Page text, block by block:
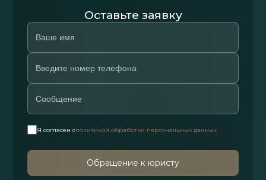
Оставьте заявку
Я согласен сполитикой обработки персональных данных
Обращение к юристу